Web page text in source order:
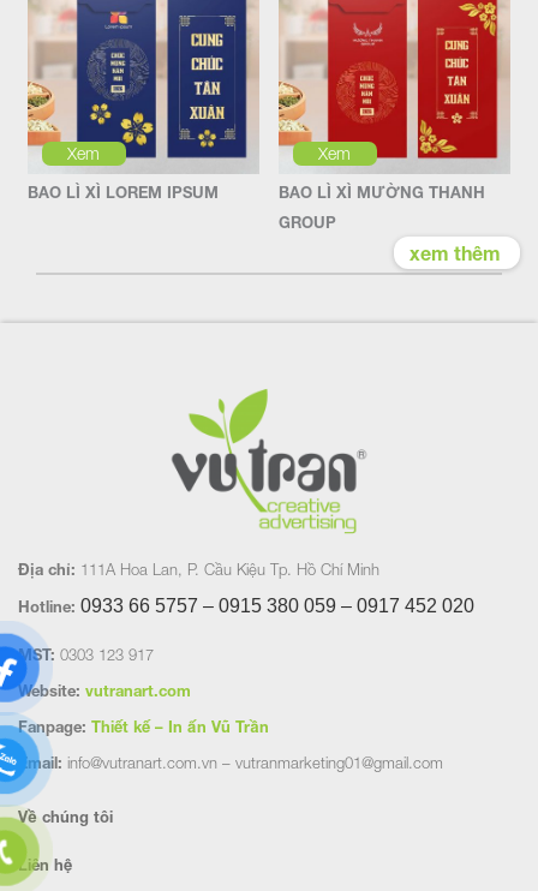
Xem
BAO LÌ XÌ LOREM IPSUM
Xem
BAO LÌ XÌ MƯỜNG THANH
GROUP
xem thêm
Địa chỉ: 111A Hoa Lan, P. Cầu Kiệu Tp. Hồ Chí Minh
Hotline: 0933 66 5757 – 0915 380 059 – 0917 452 020
MST: 0303 123 917
Website: vutranart.com
Fanpage: Thiết kế – In ấn Vũ Trần
Email: info@vutranart.com.vn – vutranmarketing01@gmail.com
Về chúng tôi
Liên hệ